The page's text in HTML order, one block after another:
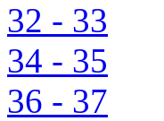
32 - 33
34 - 35
36 - 37